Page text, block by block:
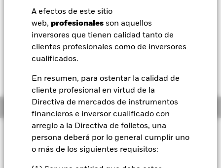
A efectos de este sitio
web, profesionales son aquellos
inversores que tienen calidad tanto de
clientes profesionales como de inversores
cualificados.
En resumen, para ostentar la calidad de
cliente profesional en virtud de la
Directiva de mercados de instrumentos
financieros e inversor cualificado con
arreglo a la Directiva de folletos, una
persona deberá por lo general cumplir uno
o más de los siguientes requisitos:
BlackRock
iShares
Nuestra compañía
USD 0,01 (0,10%)
Filosofía de inversión
El Fondo tiene por objetivo maximizar la rentabilidad de su